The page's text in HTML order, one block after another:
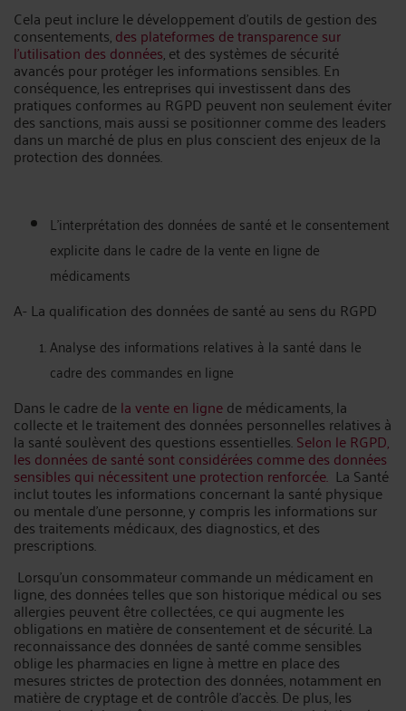
Cela peut inclure le développement d'outils de gestion des
consentements,des plateformes de transparence sur
l'utilisation des données, et des systèmes de sécurité
avancés pour protéger les informations sensibles. En
conséquence, les entreprises qui investissent dans des
pratiques conformes au RGPD peuvent non seulement éviter
des sanctions, mais aussi se positionner comme des leaders
dans un marché de plus en plus conscient des enjeux de la
protection des données.
L'interprétation des données de santé et le consentement
explicite dans le cadre de la vente en ligne de
médicaments
A- La qualification des données de santé au sens du RGPD
Analyse des informations relatives à la santé dans le
cadre des commandes en ligne
Dans le cadre dela vente en lignede médicaments, la
collecte et le traitement des données personnelles relatives à
la santé soulèvent des questions essentielles.Selon le RGPD,
les données de santé sont considérées comme des données
sensibles qui nécessitent une protection renforcée. La Santé
inclut toutes les informations concernant la santé physique
ou mentale d'une personne, y compris les informations sur
des traitements médicaux, des diagnostics, et des
prescriptions.
Lorsqu'un consommateur commande un médicament en
ligne, des données telles que son historique médical ou ses
allergies peuvent être collectées, ce qui augmente les
obligations en matière de consentement et de sécurité. La
reconnaissance des données de santé comme sensibles
oblige les pharmacies en ligne à mettre en place des
mesures strictes de protection des données, notamment en
matière de cryptage et de contrôle d'accès. De plus, les